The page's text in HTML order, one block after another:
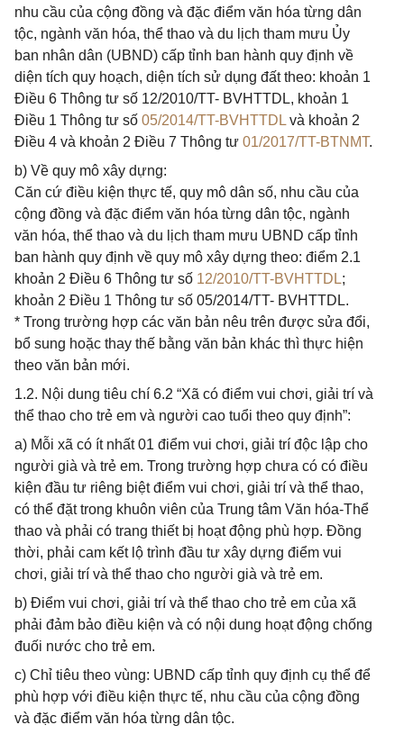
nhu cầu của cộng đồng và đặc điểm văn hóa từng dân
tộc, ngành văn hóa, thể thao và du lịch tham mưu Ủy
ban nhân dân (UBND) cấp tỉnh ban hành quy định về
diện tích quy hoạch, diện tích sử dụng đất theo: khoản 1
Điều 6 Thông tư số 12/2010/TT- BVHTTDL, khoản 1
Điều 1 Thông tư số 05/2014/TT-BVHTTDL và khoản 2
Điều 4 và khoản 2 Điều 7 Thông tư 01/2017/TT-BTNMT.
b) Về quy mô xây dựng:
Căn cứ điều kiện thực tế, quy mô dân số, nhu cầu của
cộng đồng và đặc điểm văn hóa từng dân tộc, ngành
văn hóa, thể thao và du lịch tham mưu UBND cấp tỉnh
ban hành quy định về quy mô xây dựng theo: điểm 2.1
khoản 2 Điều 6 Thông tư số 12/2010/TT-BVHTTDL;
khoản 2 Điều 1 Thông tư số 05/2014/TT- BVHTTDL.
* Trong trường hợp các văn bản nêu trên được sửa đổi,
bổ sung hoặc thay thế bằng văn bản khác thì thực hiện
theo văn bản mới.
1.2. Nội dung tiêu chí 6.2 “Xã có điểm vui chơi, giải trí và
thể thao cho trẻ em và người cao tuổi theo quy định”:
a) Mỗi xã có ít nhất 01 điểm vui chơi, giải trí độc lập cho
người già và trẻ em. Trong trường hợp chưa có có điều
kiện đầu tư riêng biệt điểm vui chơi, giải trí và thể thao,
có thể đặt trong khuôn viên của Trung tâm Văn hóa-Thể
thao và phải có trang thiết bị hoạt động phù hợp. Đồng
thời, phải cam kết lộ trình đầu tư xây dựng điểm vui
chơi, giải trí và thể thao cho người già và trẻ em.
b) Điểm vui chơi, giải trí và thể thao cho trẻ em của xã
phải đảm bảo điều kiện và có nội dung hoạt động chống
đuối nước cho trẻ em.
c) Chỉ tiêu theo vùng: UBND cấp tỉnh quy định cụ thể để
phù hợp với điều kiện thực tế, nhu cầu của cộng đồng
và đặc điểm văn hóa từng dân tộc.